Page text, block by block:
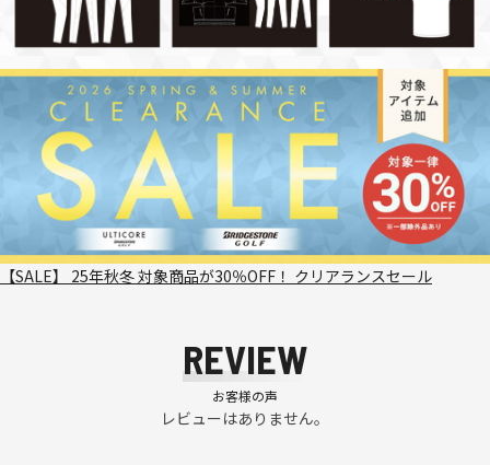
【SALE】 25年秋冬 対象商品が30％OFF！ クリアランスセール
REVIEW
お客様の声
レビューはありません。